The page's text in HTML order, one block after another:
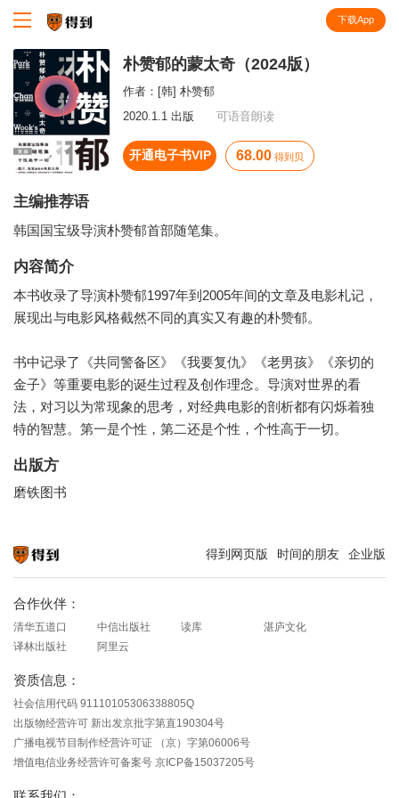
下载App
朴赞郁的蒙太奇（2024版）
作者： [韩] 朴赞郁
2020.1.1 出版
可语音朗读
开通电子书VIP 68.00 得到贝
主编推荐语
韩国国宝级导演朴赞郁首部随笔集。
内容简介
本书收录了导演朴赞郁1997年到2005年间的文章及电影札记，
展现出与电影风格截然不同的真实又有趣的朴赞郁。
书中记录了《共同警备区》《我要复仇》《老男孩》《亲切的
金子》等重要电影的诞生过程及创作理念。导演对世界的看
法，对习以为常现象的思考，对经典电影的剖析都有闪烁着独
特的智慧。第一是个性，第二还是个性，个性高于一切。
出版方
磨铁图书
得到网页版 时间的朋友 企业版
合作伙伴：
清华五道口 中信出版社 读库
湛庐文化
译林出版社
阿里云
资质信息：
社会信用代码 91110105306338805Q
出版物经营许可 新出发京批字第直190304号
广播电视节目制作经营许可证 （京）字第06006号
增值电信业务经营许可备案号 京ICP备15037205号